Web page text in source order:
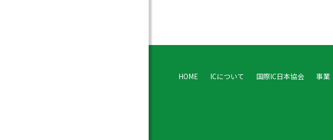
HOME ICについて 国際IC日本協会 事業